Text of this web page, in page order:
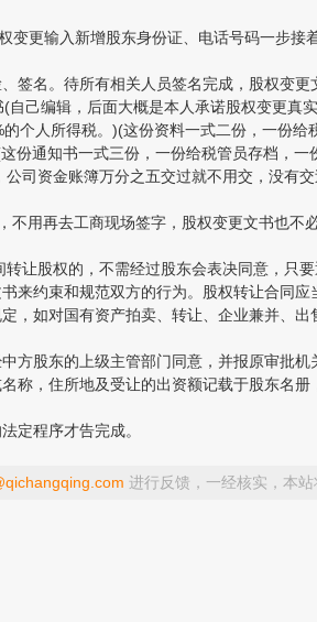
更输入新增股东身份证、电话号码一步接
名。待所有相关人员签名完成，股权变更
编辑，后面大概是本人承诺股权变更真
个人所得税。)(这份资料一式二份，一份给
通知书一式三份，一份给税管员存档，一
资金账簿万分之五交过就不用交，没有
用再去工商现场签字，股权变更文书也不必
股权的，不需经过股东会表决同意，只要
约束和规范双方的行为。股权转让合同应
如对国有资产拍卖、转让、企业兼并、出
股东的上级主管部门同意，并报原审批机
，住所地及受让的出资额记载于股东名册
定程序才告完成。
进行反馈，一经核实，本站